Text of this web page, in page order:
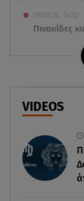
09.08.26 , 14:32
Πινακίδες
Γνωστός
Αδιάβροχη
VIDEOS